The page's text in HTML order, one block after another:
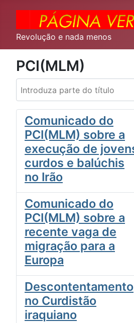
Revolução e nada menos
PCI(MLM)
Introduza parte do título
Comunicado do
PCI(MLM) sobre a
execução de
curdos e balúchis
no Irão
Comunicado do
PCI(MLM) sobre a
recente vaga de
migração para a
Europa
Descontentamento
no Curdistão
iraquiano